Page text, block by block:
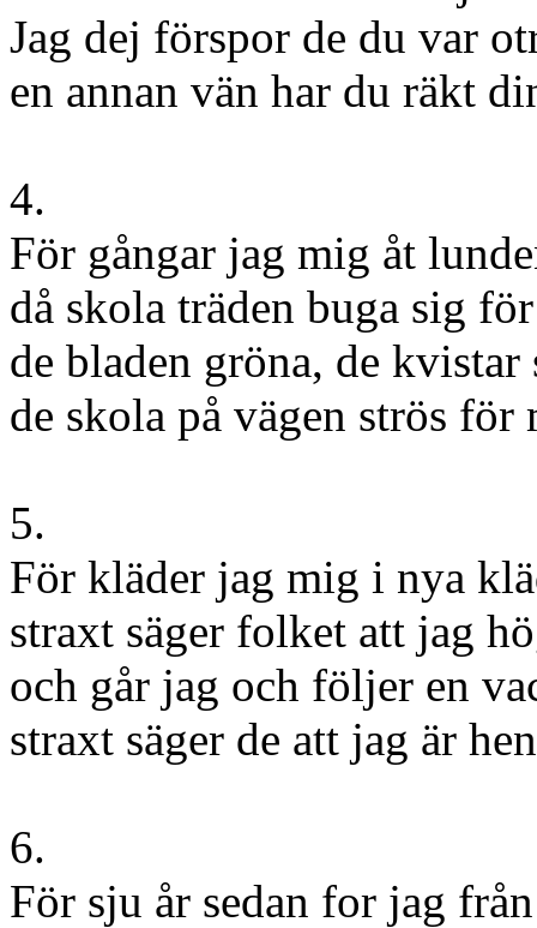
Jag dej förspor de du var
en annan vän har du räkt
4.
För gångar jag mig åt
då skola träden buga sig
de bladen gröna, de kvistar
de skola på vägen strös för
5.
För kläder jag mig i nya
straxt säger folket att jag
och går jag och följer en
straxt säger de att jag är
6.
För sju år sedan for jag